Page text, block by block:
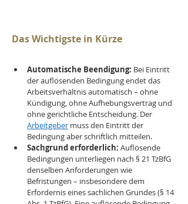
Das Wichtigste in Kürze
Automatische Beendigung: Bei Eintritt
der auflösenden Bedingung endet das
Arbeitsverhältnis automatisch – ohne
Kündigung, ohne Aufhebungsvertrag und
ohne gerichtliche Entscheidung. Der
Arbeitgeber muss den Eintritt der
Bedingung aber schriftlich mitteilen.
Sachgrund erforderlich: Auflösende
Bedingungen unterliegen nach § 21 TzBfG
denselben Anforderungen wie
Befristungen – insbesondere dem
Erfordernis eines sachlichen Grundes (§ 14